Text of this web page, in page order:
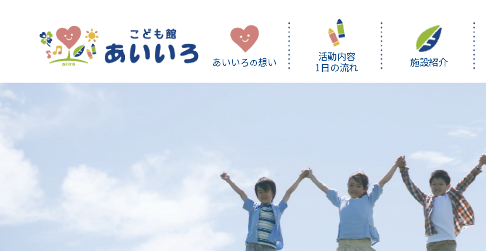
あいいろの想い 活動内容
1日の流れ 施設紹介